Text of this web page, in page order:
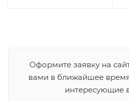
Оформите заявку на
вами в ближайшее
интересующие